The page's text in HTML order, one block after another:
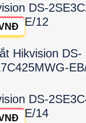
DS-
E/12
Hikvision DS-
DS-
E/14